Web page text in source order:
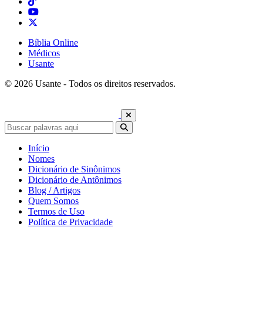
Bíblia Online
Médicos
Usante
© 2026 Usante - Todos os direitos reservados.
Início
Nomes
Dicionário de Sinônimos
Dicionário de Antônimos
Blog / Artigos
Quem Somos
Termos de Uso
Política de Privacidade